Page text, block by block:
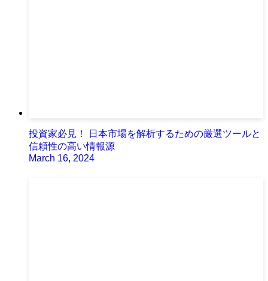
投資家必見！ 日本市場を解析するための厳選ツールと
信頼性の高い情報源
March 16, 2024